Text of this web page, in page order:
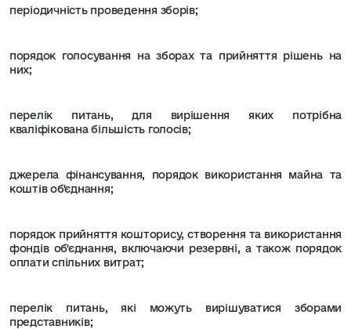
періодичність проведення зборів;
порядок голосування на зборах та прийняття рішень на
них;
перелік питань, для вирішення яких потрібна
кваліфікована більшість голосів;
джерела фінансування, порядок використання майна та
коштів об'єднання;
порядок прийняття кошторису, створення та використання
фондів об'єднання, включаючи резервні, а також порядок
оплати спільних витрат;
перелік питань, які можуть вирішуватися зборами
представників;